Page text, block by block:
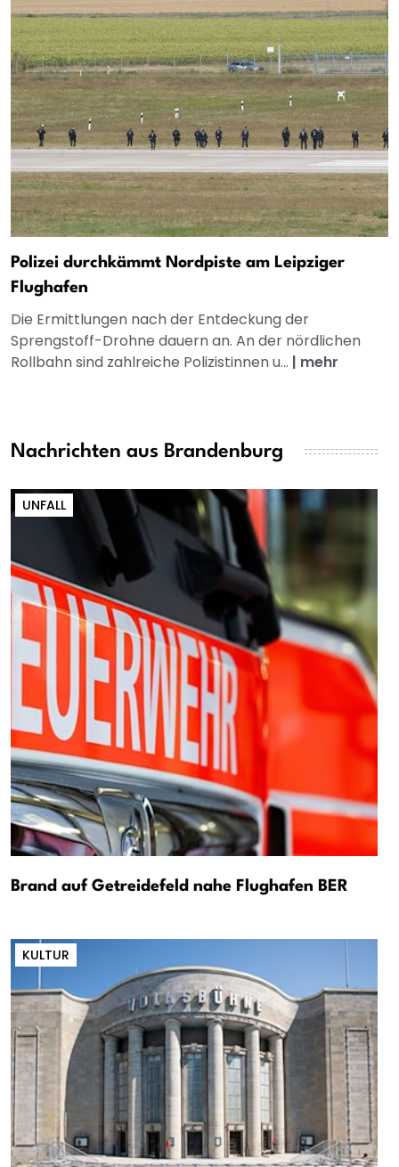
Polizei durchkämmt Nordpiste am Leipziger
Flughafen
Die Ermittlungen nach der Entdeckung der
Sprengstoff-Drohne dauern an. An der nördlichen
Rollbahn sind zahlreiche Polizistinnen u... | mehr
Nachrichten aus Brandenburg
UNFALL
Brand auf Getreidefeld nahe Flughafen BER
KULTUR